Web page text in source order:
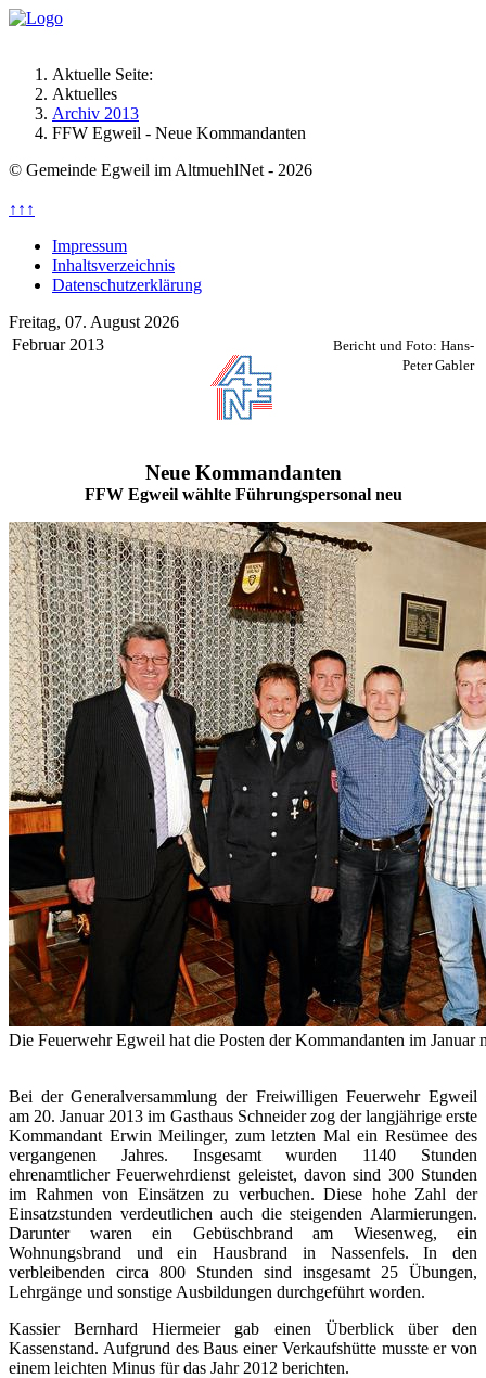
Aktuelle Seite:
Aktuelles
Archiv 2013
FFW Egweil - Neue Kommandanten
© Gemeinde Egweil im AltmuehlNet - 2026
↑↑↑
Impressum
Inhaltsverzeichnis
Datenschutzerklärung
Freitag, 07. August 2026
Februar 2013
Bericht und Foto: Hans-
Peter Gabler
Neue Kommandanten
FFW Egweil wählte Führungspersonal neu
Die Feuerwehr Egweil hat die Posten der Kommandanten im Januar
Bei der Generalversammlung der Freiwilligen Feuerwehr Egweil
am 20. Januar 2013 im Gasthaus Schneider zog der langjährige erste
Kommandant Erwin Meilinger, zum letzten Mal ein Resümee des
vergangenen Jahres. Insgesamt wurden 1140 Stunden
ehrenamtlicher Feuerwehrdienst geleistet, davon sind 300 Stunden
im Rahmen von Einsätzen zu verbuchen. Diese hohe Zahl der
Einsatzstunden verdeutlichen auch die steigenden Alarmierungen.
Darunter waren ein Gebüschbrand am Wiesenweg, ein
Wohnungsbrand und ein Hausbrand in Nassenfels. In den
verbleibenden circa 800 Stunden sind insgesamt 25 Übungen,
Lehrgänge und sonstige Ausbildungen durchgeführt worden.
Kassier Bernhard Hiermeier gab einen Überblick über den
Kassenstand. Aufgrund des Baus einer Verkaufshütte musste er von
einem leichten Minus für das Jahr 2012 berichten.